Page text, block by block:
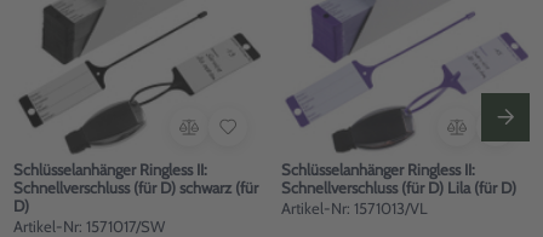
Schlüsselanhänger Ringless II:
Schnellverschluss (für D) schwarz (für
D)
Artikel-Nr: 1571017/SW
Schlüsselanhänger Ringless II:
Schnellverschluss (für D) Lila (für D)
Artikel-Nr: 1571013/VL